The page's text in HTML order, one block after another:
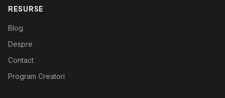
RESURSE
Blog
Despre
Contact
Program Creatori